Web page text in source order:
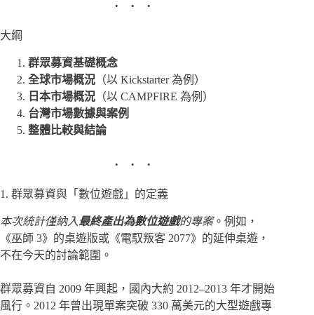
大綱
群眾募資基礎概念
全球市場概況 （以 Kickstarter 為例）
日本市場概況 （以 CAMPFIRE 為例）
台灣市場數據與案例
整體比較與結論
1. 群眾募資與「數位遊戲」的定義
本次統計僅納入最終產出為數位遊戲的專案。例如，
《巫師 3》的桌遊版或《電馭叛客 2077》的延伸桌遊，
不在今天的討論範圍。
群眾募資自 2009 年興起，國內大約 2012–2013 年才開始
風行。2012 年曾出現單案突破 330 萬美元的大型遊戲專